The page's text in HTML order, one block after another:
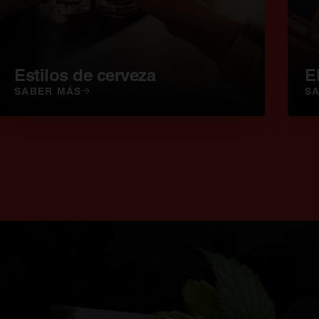
Estilos de cerveza
SABER MÁS